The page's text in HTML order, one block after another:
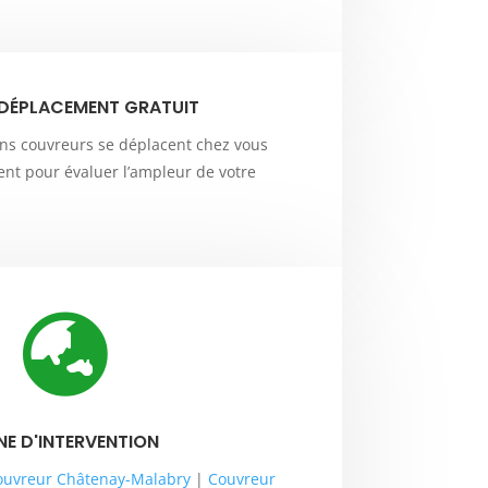
GRATUIT
couvreurs se déplacent chez vous
pour évaluer l’ampleur de votre

D'INTERVENTION
Châtenay-Malabry| Couvreur